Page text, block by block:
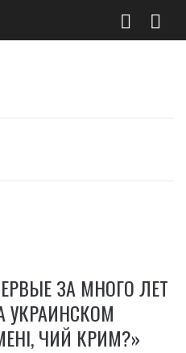
ЗА МНОГО ЛЕТ
УКРАИНСКОМ
ЧИЙ КРИМ?»